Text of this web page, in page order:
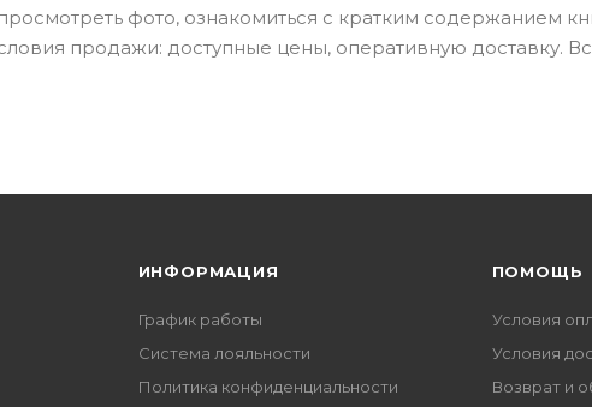
фото, ознакомиться с кратким содержанием
продажи: доступные цены, оперативную доставку.
ИНФОРМАЦИЯ
График работы
Система лояльности
Политика конфиденциальности
ПОМОЩЬ
Условия
Условия
Возврат и